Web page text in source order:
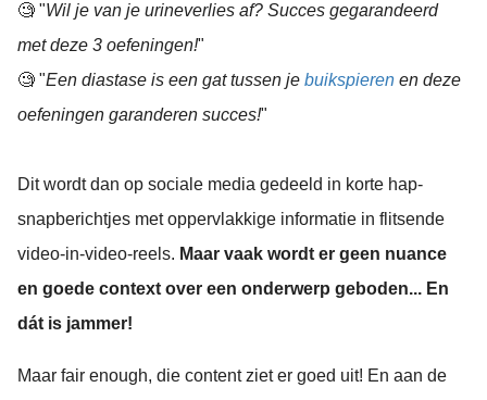
🧐 "Wil je van je urineverlies af? Succes gegarandeerd
met deze 3 oefeningen!"
🧐 "Een diastase is een gat tussen je buikspieren en deze
oefeningen garanderen succes!"
Dit wordt dan op sociale media gedeeld in korte hap-
snapberichtjes met oppervlakkige informatie in flitsende
video-in-video-reels. Maar vaak wordt er geen nuance
en goede context over een onderwerp geboden... En
dát is jammer!
Maar fair enough, die content ziet er goed uit! En aan de